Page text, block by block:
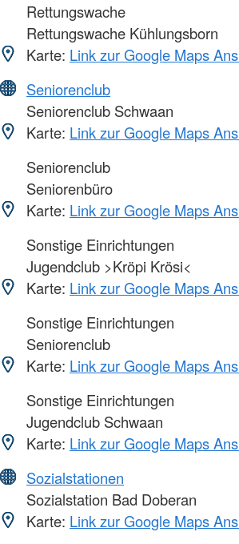
Rettungswache
Rettungswache Kühlungsborn
Karte: Link zur Google Maps
Seniorenclub
Seniorenclub Schwaan
Karte: Link zur Google Maps
Seniorenclub
Seniorenbüro
Karte: Link zur Google Maps
Sonstige Einrichtungen
Jugendclub >Kröpi Krösi<
Karte: Link zur Google Maps
Sonstige Einrichtungen
Seniorenclub
Karte: Link zur Google Maps
Sonstige Einrichtungen
Jugendclub Schwaan
Karte: Link zur Google Maps
Sozialstationen
Sozialstation Bad Doberan
Karte: Link zur Google Maps